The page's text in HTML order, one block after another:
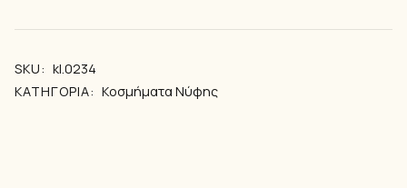
SKU: kl.0234
ΚΑΤΗΓΟΡΊΑ: Kοσμήματα Νύφης